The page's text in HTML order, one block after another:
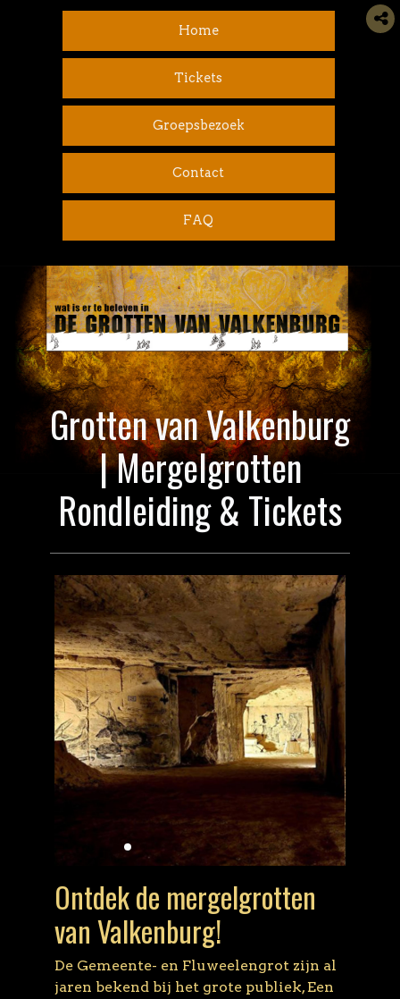
Home
Tickets
Groepsbezoek
Contact
FAQ
Grotten van Valkenburg
| Mergelgrotten
Rondleiding & Tickets
Ontdek de mergelgrotten
van Valkenburg!
De Gemeente- en Fluweelengrot zijn al
jaren bekend bij het grote publiek, Een